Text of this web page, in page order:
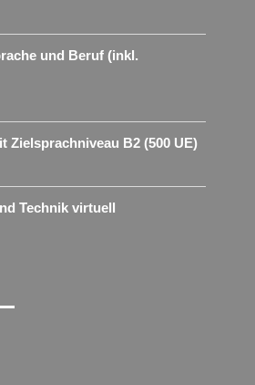
und Beruf (inkl.
Zielsprachniveau B2 (500 UE)
Technik virtuell